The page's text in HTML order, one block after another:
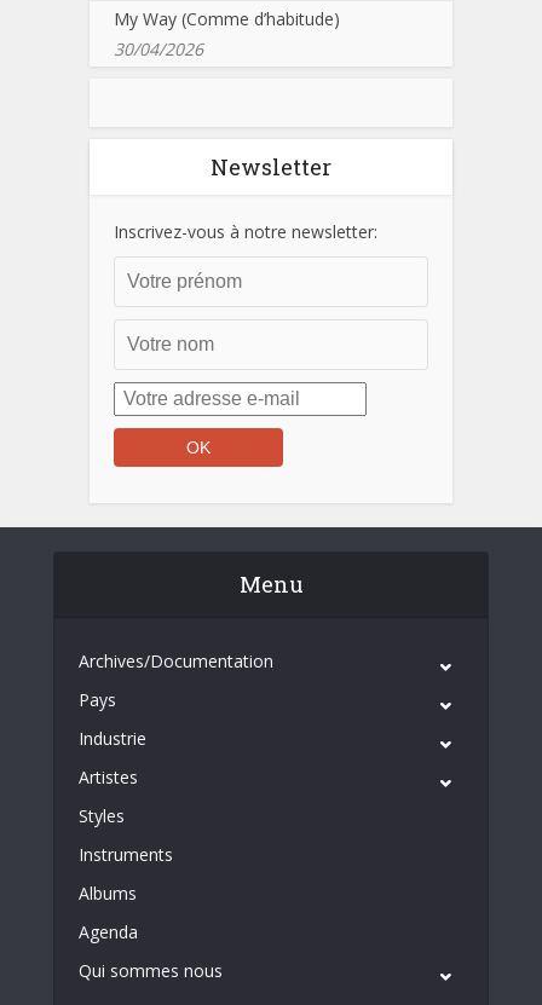
My Way (Comme d’habitude)
30/04/2026
Newsletter
Inscrivez-vous à notre newsletter:
Menu
Archives/Documentation
Pays
Industrie
Artistes
Styles
Instruments
Albums
Agenda
Qui sommes nous